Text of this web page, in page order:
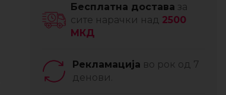
Бесплатна достава за
сите нарачки над 2500
МКД
Рекламација во рок од 7
денови.